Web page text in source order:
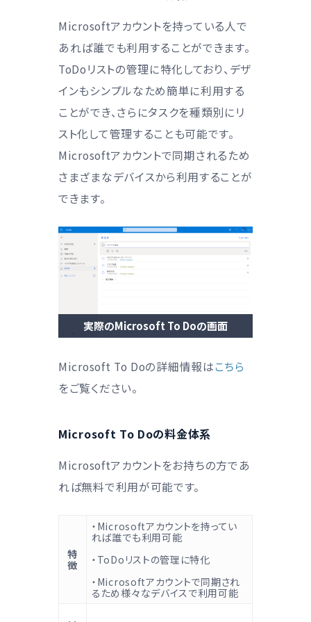
Microsoftアカウントを持っている人で
あれば誰でも利用することができます。
ToDoリストの管理に特化しており、デザ
インもシンプルなため簡単に利用する
ことができ、さらにタスクを種類別にリ
スト化して管理することも可能です。
Microsoftアカウントで同期されるため
さまざまなデバイスから利用することが
できます。
実際のMicrosoft To Doの画面
Microsoft To Doの詳細情報はこちら
をご覧ください。
Microsoft To Doの料金体系
Microsoftアカウントをお持ちの方であ
れば無料で利用が可能です。
特
徴
・Microsoftアカウントを持ってい
れば誰でも利用可能
・ToDoリストの管理に特化
・Microsoftアカウントで同期され
るため様々なデバイスで利用可能